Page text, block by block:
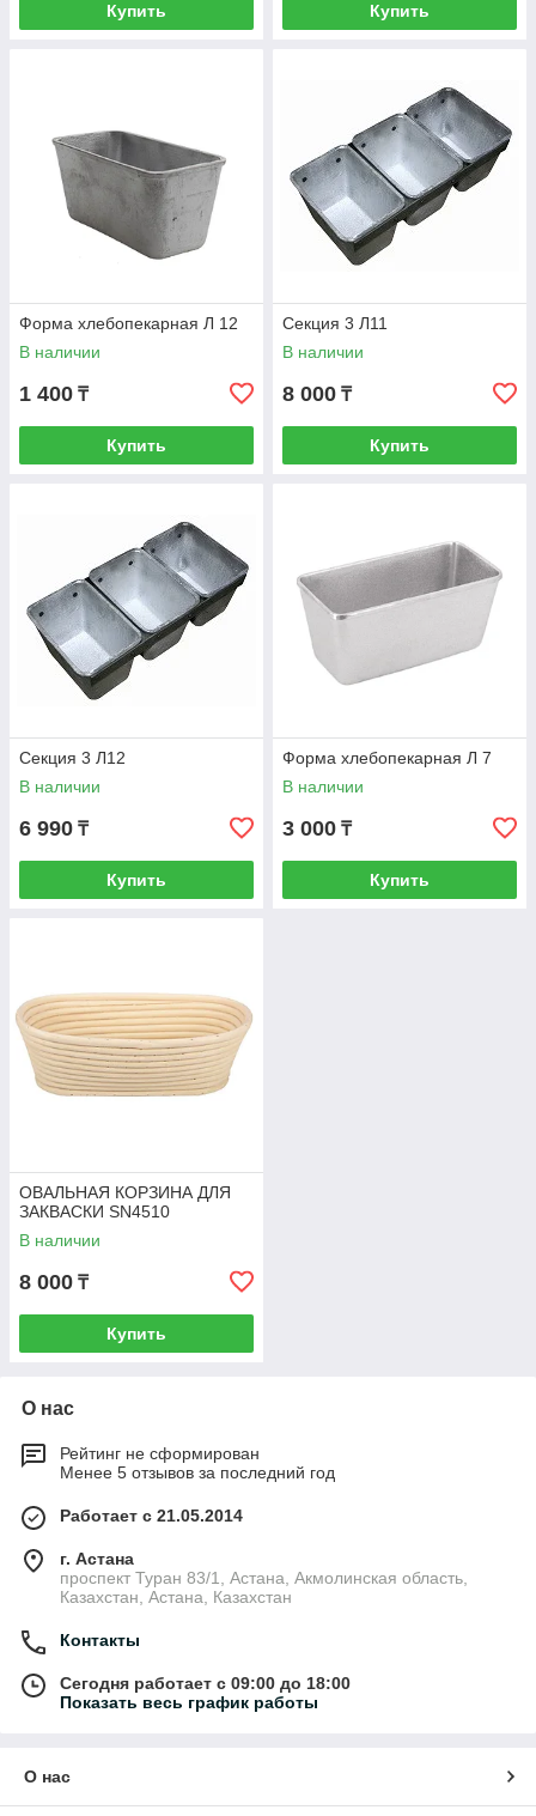
Купить Купить
Форма хлебопекарная Л 12
В наличии
1 400 ₸
Купить
Секция 3 Л11
В наличии
8 000 ₸
Купить
Секция 3 Л12
В наличии
6 990 ₸
Купить
Форма хлебопекарная Л 7
В наличии
3 000 ₸
Купить
ОВАЛЬНАЯ КОРЗИНА ДЛЯ
ЗАКВАСКИ SN4510
В наличии
8 000 ₸
Купить
О нас
Рейтинг не сформирован
Менее 5 отзывов за последний год
Работает с 21.05.2014
г. Астана
проспект Туран 83/1, Астана, Акмолинская область,
Казахстан, Астана, Казахстан
Контакты
Сегодня работает с 09:00 до 18:00
Показать весь график работы
О нас